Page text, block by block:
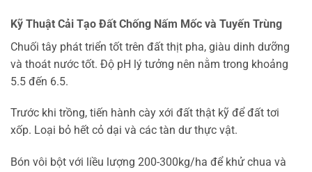
Kỹ Thuật Cải Tạo Đất Chống Nấm Mốc và Tuyến Trùng
Chuối tây phát triển tốt trên đất thịt pha, giàu dinh dưỡng
và thoát nước tốt. Độ pH lý tưởng nên nằm trong khoảng
5.5 đến 6.5.
Trước khi trồng, tiến hành cày xới đất thật kỹ để đất tơi
xốp. Loại bỏ hết cỏ dại và các tàn dư thực vật.
Bón vôi bột với liều lượng 200-300kg/ha để khử chua và